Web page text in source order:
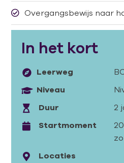
Overgangsbewijs naar
In het kort
Leerweg
Niveau
Duur
2
Startmoment
Locaties